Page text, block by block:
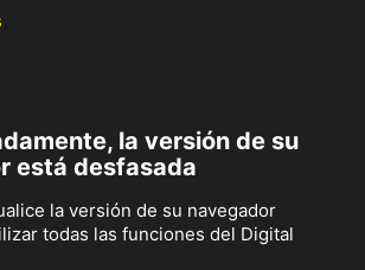
la versión de su
está desfasada
la versión de su navegador
todas las funciones del Digital